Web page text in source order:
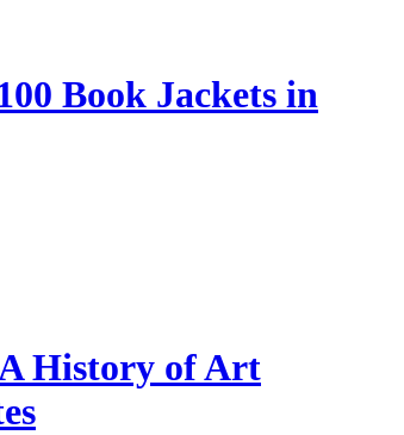
Book Jackets in
History of Art